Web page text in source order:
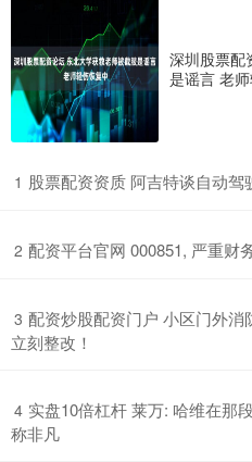
深圳股票配
是谣言 老
1 股票配资资质 阿吉特谈自动驾
2 配资平台官网 000851, 严重财
3 配资炒股配资门户 小区门外消
立刻整改！
4 实盘10倍杠杆 莱万: 哈维在那
称非凡